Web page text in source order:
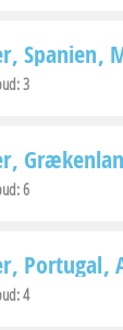
Spanien
3
6
Portugal
4